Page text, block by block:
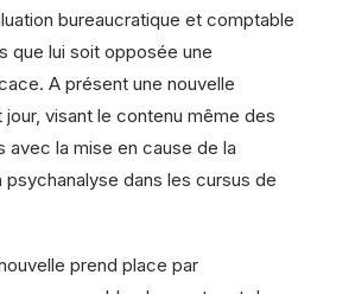
bureaucratique et comptable
que lui soit opposée une
A présent une nouvelle
visant le contenu même des
avec la mise en cause de la
dans les cursus de
prend place par